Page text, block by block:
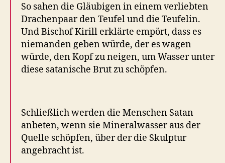
So sahen die Gläubigen in einem verliebten
Drachenpaar den Teufel und die Teufelin.
Und Bischof Kirill erklärte empört, dass es
niemanden geben würde, der es wagen
würde, den Kopf zu neigen, um Wasser unter
diese satanische Brut zu schöpfen.
Schließlich werden die Menschen Satan
anbeten, wenn sie Mineralwasser aus der
Quelle schöpfen, über der die Skulptur
angebracht ist.